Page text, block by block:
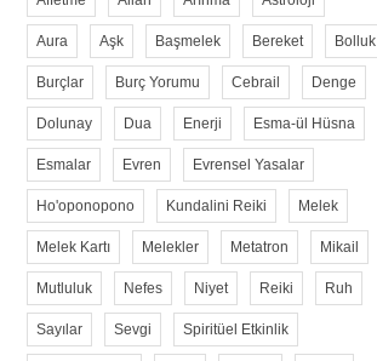
Aura Aşk Başmelek Bereket Bolluk
Burçlar Burç Yorumu Cebrail Denge
Dolunay Dua Enerji Esma-ül Hüsna
Esmalar Evren Evrensel Yasalar
Ho'oponopono Kundalini Reiki Melek
Melek Kartı Melekler Metatron Mikail
Mutluluk Nefes Niyet Reiki Ruh
Sayılar Sevgi Spiritüel Etkinlik